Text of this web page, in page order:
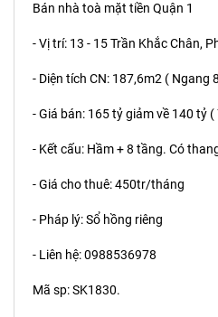
Bán nhà toà mặt tiền Quận 1
- Vị trí: 13 - 15 Trần Khắc Chân,
- Diện tích CN: 187,6m2 ( Ngang
- Giá bán: 165 tỷ giảm về 140 tỷ
- Kết cấu: Hầm + 8 tầng. Có
- Giá cho thuê: 450tr/tháng
- Pháp lý: Sổ hồng riêng
- Liên hệ: 0988536978
Mã sp: SK1830.